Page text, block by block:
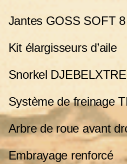
Jantes GOSS SOFT
Kit élargisseurs d’aile
Snorkel
Système de freinage
Arbre de roue avant
Embrayage renforcé